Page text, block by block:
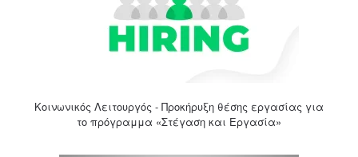
Κοινωνικός Λειτουργός - Προκήρυξη θέσης εργασίας για
το πρόγραμμα «Στέγαση και Εργασία»